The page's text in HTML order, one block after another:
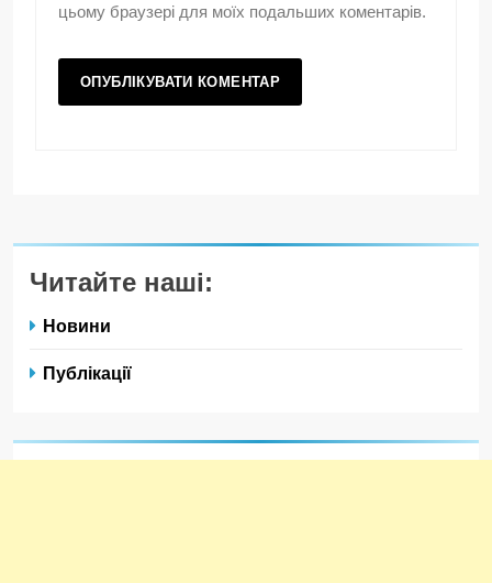
цьому браузері для моїх подальших коментарів.
Читайте наші:
Новини
Публікації